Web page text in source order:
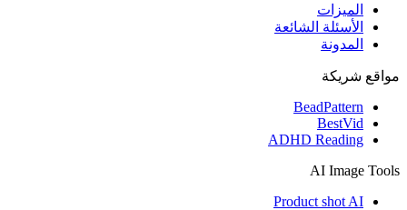
الميزات
الأسئلة الشائعة
المدونة
مواقع شريكة
BeadPattern
BestVid
ADHD Reading
AI Image Tools
Product shot AI